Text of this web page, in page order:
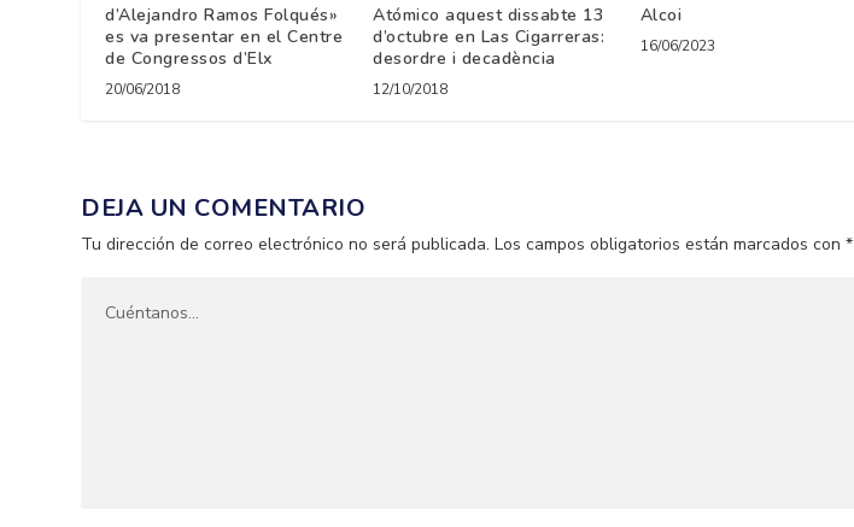
d’Alejandro Ramos Folqués»
es va presentar en el Centre
de Congressos d’Elx
20/06/2018
Atómico aquest dissabte 13
d’octubre en Las Cigarreras:
desordre i decadència
12/10/2018
Alcoi
16/06/2023
DEJA UN COMENTARIO
Tu dirección de correo electrónico no será publicada. Los campos obligatorios están marcados con*